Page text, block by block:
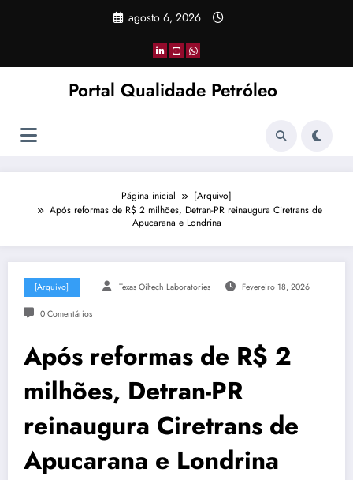
agosto 6, 2026
Portal Qualidade Petróleo
Página inicial
[Arquivo]
Após reformas de R$ 2 milhões, Detran-PR reinaugura Ciretrans de
Apucarana e Londrina
[Arquivo] Texas Oiltech Laboratories Fevereiro 18, 2026
0 Comentários
Após reformas de R$ 2
milhões, Detran-PR
reinaugura Ciretrans de
Apucarana e Londrina